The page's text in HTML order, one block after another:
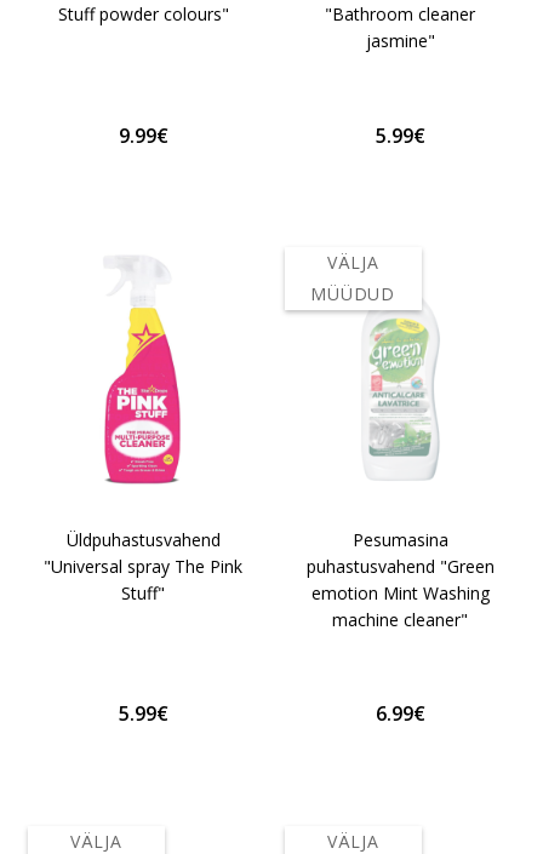
Stuff powder colours"
9.99€
"Bathroom cleaner
jasmine"
5.99€
Üldpuhastusvahend
"Universal spray The Pink
Stuff"
5.99€
VÄLJA
MÜÜDUD
Pesumasina
puhastusvahend "Green
emotion Mint Washing
machine cleaner"
6.99€
VÄLJA
VÄLJA